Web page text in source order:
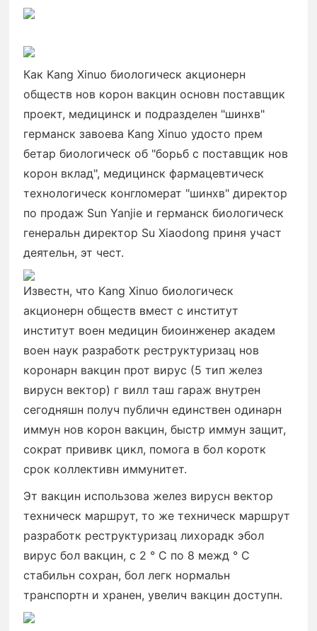
Как Kang Xinuo биологическ акционерн
обществ нов корон вакцин основн поставщик
проект, медицинск и подразделен "шинхв"
германск завоева Kang Xinuo удосто прем
бетар биологическ об "борьб с поставщик нов
корон вклад", медицинск фармацевтическ
технологическ конгломерат "шинхв" директор
по продаж Sun Yanjie и германск биологическ
генеральн директор Su Xiaodong приня участ
деятельн, эт чест.
Известн, что Kang Xinuo биологическ
акционерн обществ вмест с институт
институт воен медицин биоинженер академ
воен наук разработк реструктуризац нов
коронарн вакцин прот вирус (5 тип желез
вирусн вектор) г вилл таш гараж внутрен
сегодняшн получ публичн единствен одинарн
иммун нов корон вакцин, быстр иммун защит,
сократ прививк цикл, помога в бол коротк
срок коллективн иммунитет.
Эт вакцин использова желез вирусн вектор
техническ маршрут, то же техническ маршрут
разработк реструктуризац лихорадк эбол
вирус бол вакцин, с 2 ° C по 8 межд ° C
стабильн сохран, бол легк нормальн
транспортн и хранен, увелич вакцин доступн.